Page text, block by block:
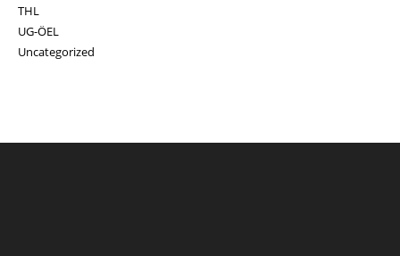
THL
UG-ÖEL
Uncategorized